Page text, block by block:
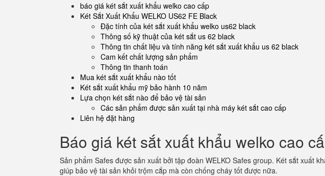
báo giá két sắt xuất khẩu welko cao cấp
Két Sắt Xuất Khẩu WELKO US62 FE Black
Đặc tính của két sắt xuất khẩu welko us62 black
Thông số kỹ thuật của két sắt us 62 black
Thông tin chất liệu và tính năng két sắt xuất khẩu us 62 black
Cam kết chất lượng sản phẩm
Thông tin thanh toán
Mua két sắt xuất khẩu nào tốt
Két sắt xuất khẩu mỹ bảo hành 10 năm
Lựa chọn két sắt nào để bảo vệ tài sản
Các sản phẩm được sản xuất tại nhà máy két sắt cao cấp
Liên hệ đặt hàng
Báo giá két sắt xuất khẩu welko cao
Sản phẩm Safes được sản xuất bởi tập đoàn WELKO Safes group. Két sắt xuất
giúp bảo vệ tài sản khỏi trộm cắp mà còn chống cháy tốt được nữa.